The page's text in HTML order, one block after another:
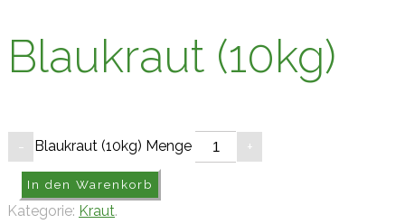
Blaukraut (10kg)
- Blaukraut (10kg) Menge +
In den Warenkorb
Kategorie: Kraut.